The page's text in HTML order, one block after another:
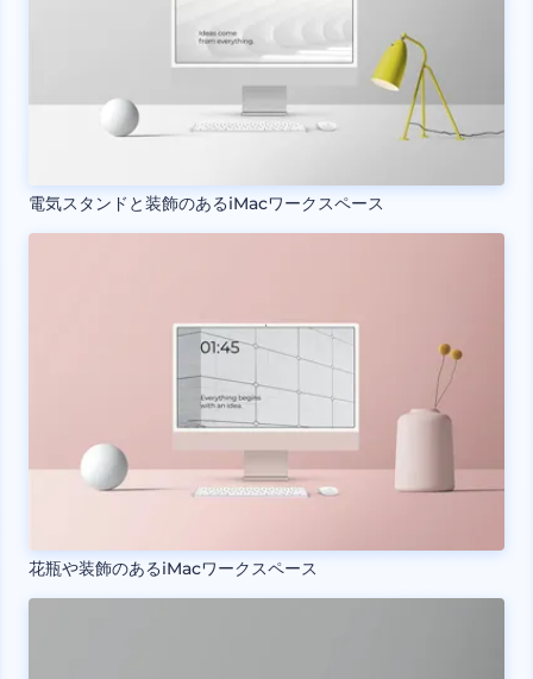
電気スタンドと装飾のあるiMacワークスペース
花瓶や装飾のあるiMacワークスペース